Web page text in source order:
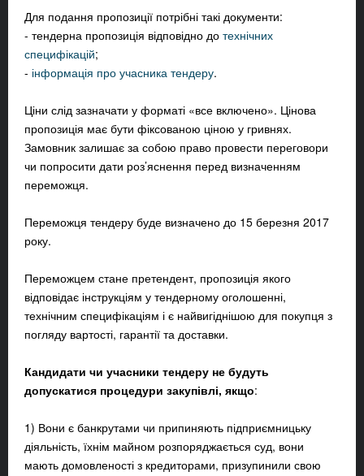
Для подання пропозиції потрібні такі документи:
- тендерна пропозиція відповідно до технічних
специфікацій;
- інформація про учасника тендеру.
Ціни слід зазначати у форматі «все включено». Цінова
пропозиція має бути фіксованою ціною у гривнях.
Замовник залишає за собою право провести переговори
чи попросити дати роз’яснення перед визначенням
переможця.
Переможця тендеру буде визначено до 15 березня 2017
року.
Переможцем стане претендент, пропозиція якого
відповідає інструкціям у тендерному оголошенні,
технічним специфікаціям і є найвигіднішою для покупця з
погляду вартості, гарантії та доставки.
Кандидати чи учасники тендеру не будуть
допускатися процедури закупівлі, якщо:
1) Вони є банкрутами чи припиняють підприємницьку
діяльність, їхнім майном розпоряджається суд, вони
мають домовленості з кредиторами, призупинили свою